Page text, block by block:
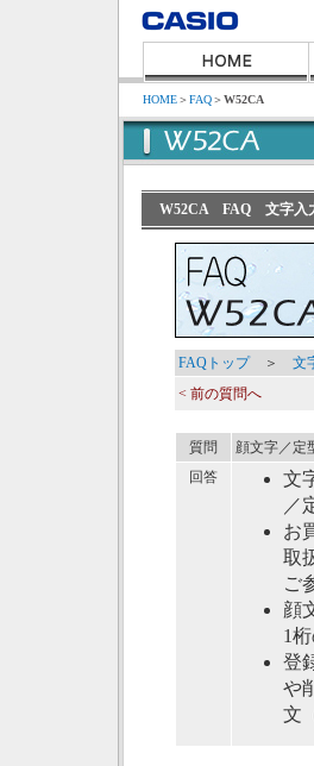
HOME＞FAQ＞W52CA
W52CA FAQ 文字入
FAQトップ＞ 文
< 前の質問へ
質問
顔文字／定
回答
文
／
お
取
ご
顔
1
登
や
文